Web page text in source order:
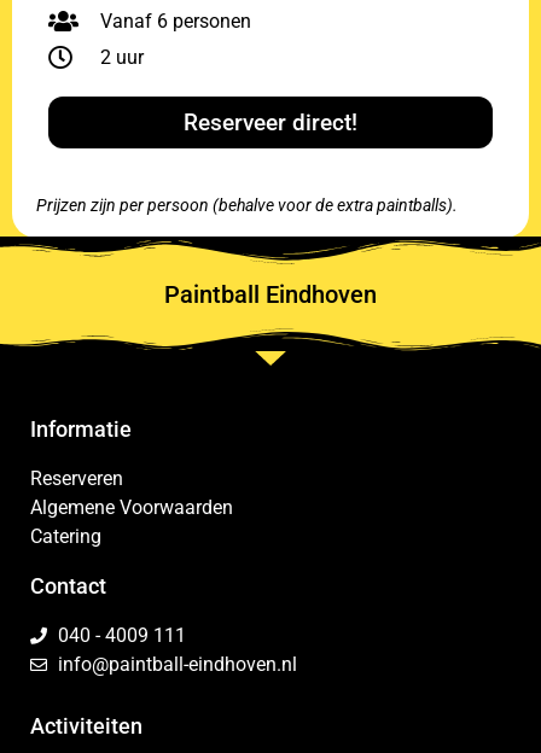
Vanaf 6 personen
2 uur
Reserveer direct!
Prijzen zijn per persoon (behalve voor de extra paintballs).
Paintball Eindhoven
Informatie
Reserveren
Algemene Voorwaarden
Catering
Contact
040 - 4009 111
info@paintball-eindhoven.nl
Activiteiten